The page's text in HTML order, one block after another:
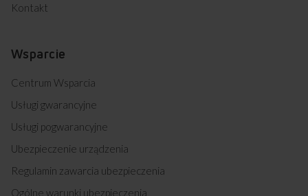
Kontakt
Wsparcie
Centrum Wsparcia
Usługi gwarancyjne
Usługi pogwarancyjne
Ubezpieczenie urządzenia
Regulamin zawarcia ubezpieczenia
Ogólne warunki ubezpieczenia